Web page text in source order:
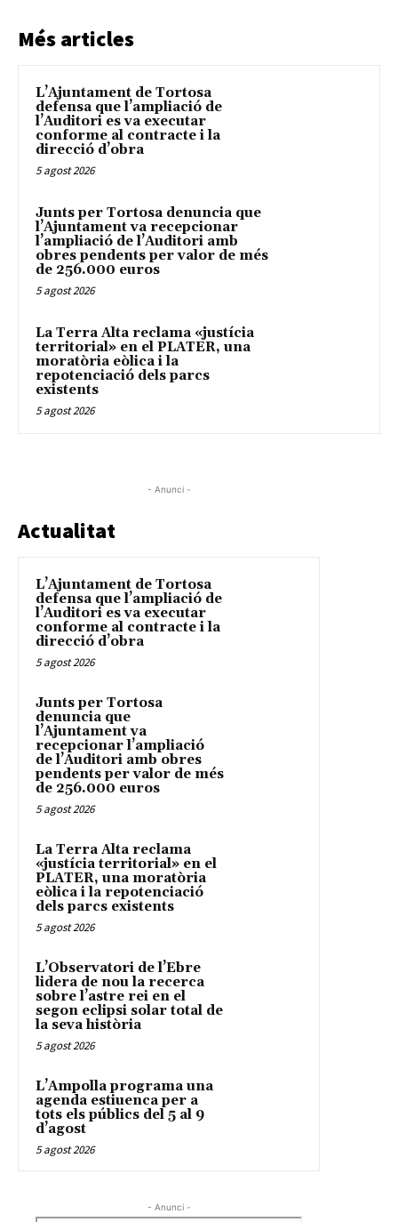
Més articles
L’Ajuntament de Tortosa
defensa que l’ampliació de
l’Auditori es va executar
conforme al contracte i la
direcció d’obra
5 agost 2026
Junts per Tortosa denuncia que
l’Ajuntament va recepcionar
l’ampliació de l’Auditori amb
obres pendents per valor de més
de 256.000 euros
5 agost 2026
La Terra Alta reclama «justícia
territorial» en el PLATER, una
moratòria eòlica i la
repotenciació dels parcs
existents
5 agost 2026
- Anunci -
Actualitat
L’Ajuntament de Tortosa
defensa que l’ampliació de
l’Auditori es va executar
conforme al contracte i la
direcció d’obra
5 agost 2026
Junts per Tortosa
denuncia que
l’Ajuntament va
recepcionar l’ampliació
de l’Auditori amb obres
pendents per valor de més
de 256.000 euros
5 agost 2026
La Terra Alta reclama
«justícia territorial» en el
PLATER, una moratòria
eòlica i la repotenciació
dels parcs existents
5 agost 2026
L’Observatori de l’Ebre
lidera de nou la recerca
sobre l’astre rei en el
segon eclipsi solar total de
la seva història
5 agost 2026
L’Ampolla programa una
agenda estiuenca per a
tots els públics del 5 al 9
d’agost
5 agost 2026
- Anunci -